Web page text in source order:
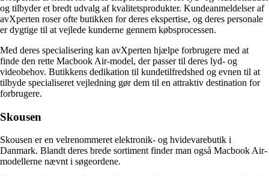
og tilbyder et bredt udvalg af kvalitetsprodukter. Kundeanmeldelser af
avXperten roser ofte butikken for deres ekspertise, og deres personale
er dygtige til at vejlede kunderne gennem købsprocessen.
Med deres specialisering kan avXperten hjælpe forbrugere med at
finde den rette Macbook Air-model, der passer til deres lyd- og
videobehov. Butikkens dedikation til kundetilfredshed og evnen til at
tilbyde specialiseret vejledning gør dem til en attraktiv destination for
forbrugere.
Skousen
Skousen er en velrenommeret elektronik- og hvidevarebutik i
Danmark. Blandt deres brede sortiment finder man også Macbook Air-
modellerne nævnt i søgeordene.